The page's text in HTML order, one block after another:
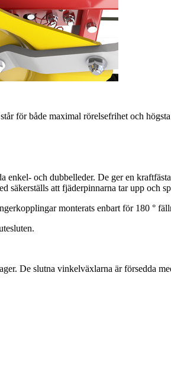
för både maximal rörelsefrihet och
och dubbelleder. De ger en
säkerställs att fjäderpinnarna tar upp och
monterats enbart för 180 °
De slutna vinkelväxlarna är försedda